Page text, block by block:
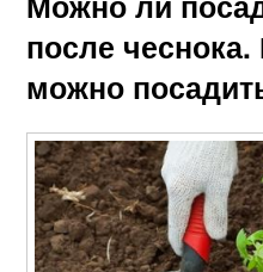
после
можно